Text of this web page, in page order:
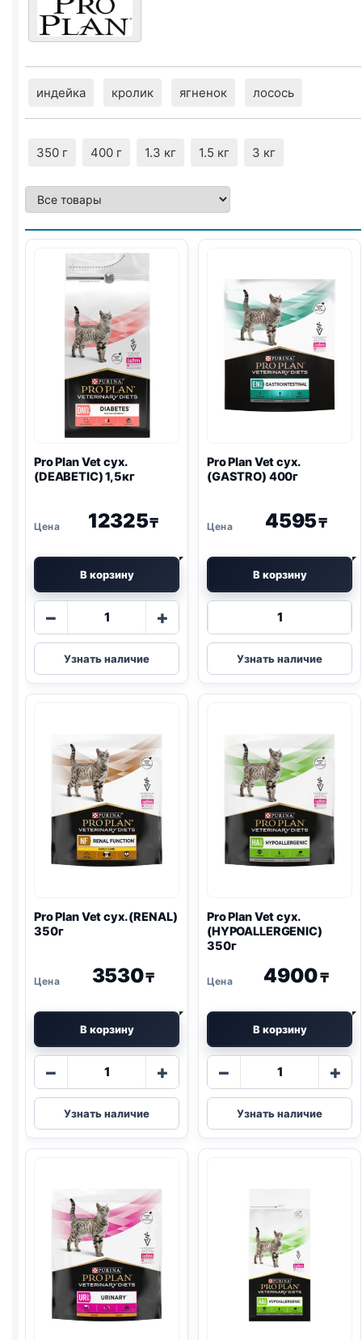
индейка кролик ягненок лосось
350 г 400 г 1.3 кг 1.5 кг 3 кг
Pro PlanVet сух.
(DEABETIC) 1,5кг
12325₸
В корзину
−
Количество
Pro
Plan
Vet
+
Узнать наличие
Pro PlanVet сух.
(GASTRO) 400г
4595₸
В корзину
Количество
Pro
Plan
Vet
Узнать наличие
Pro PlanVet сух. (RENAL)
350г
3530₸
В корзину
−
Количество
Pro
Plan
Vet
+
Узнать наличие
Pro PlanVet сух.
(HYPOALLERGENIC)
350г
4900₸
В корзину
−
Количество
Pro
Plan
Vet
+
Узнать наличие